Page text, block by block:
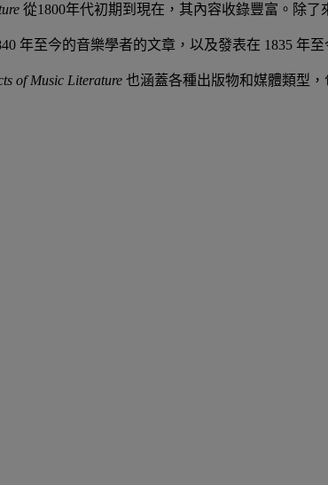
從1800年代初期到現在，其內容收錄豐富。除了
年至今的音樂學者的文章，以及發表在 1835 年
of Music Literature 也涵蓋各種出版物和媒體類型，